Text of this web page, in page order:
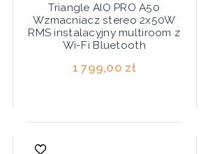
Triangle AIO PRO A50
Wzmacniacz stereo 2x50W
RMS instalacyjny multiroom z
Wi-Fi Bluetooth
1 799,00 zł